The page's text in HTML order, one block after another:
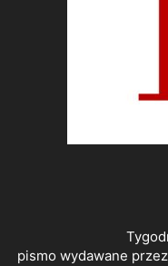
pismo wydawane